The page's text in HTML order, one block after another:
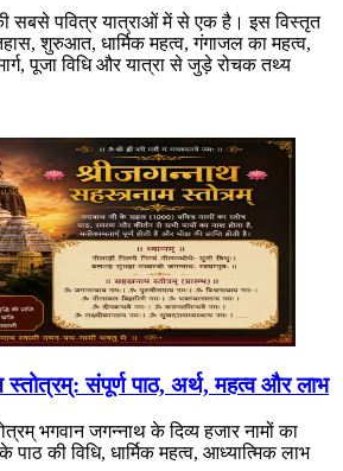
सबसे पवित्र यात्राओं में से एक है। इस विस्तृत
शुरुआत, धार्मिक महत्व, गंगाजल का महत्व,
पूजा विधि और यात्रा से जुड़े रोचक तथ्य
संपूर्ण पाठ, अर्थ, महत्व और लाभ
भगवान जगन्नाथ के दिव्य हजार नामों का
की विधि, धार्मिक महत्व, आध्यात्मिक लाभ